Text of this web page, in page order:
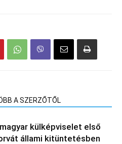
A SZERZŐTŐL
külképviselet első
állami kitüntetésben